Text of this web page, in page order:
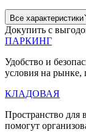
Все характеристики
Докупить с
ПАРКИНГ
Удобство и
условия на
КЛАДОВАЯ
Пространство для
помогут